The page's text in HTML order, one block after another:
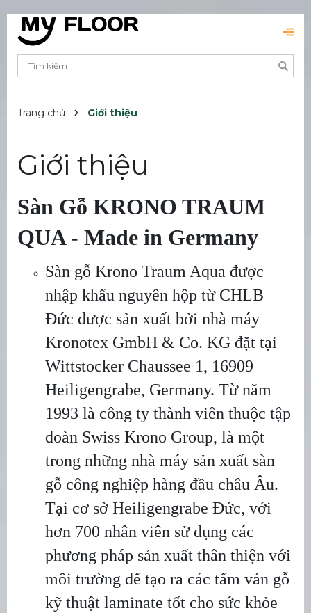
Trang chủ Giới thiệu
Giới thiệu
Sàn Gỗ KRONO TRAUM
QUA - Made in Germany
Sàn gỗ Krono Traum Aqua được
nhập khẩu nguyên hộp từ CHLB
Đức được sản xuất bởi nhà máy
Kronotex GmbH & Co. KG đặt tại
Wittstocker Chaussee 1, 16909
Heiligengrabe, Germany. Từ năm
1993 là công ty thành viên thuộc tập
đoàn Swiss Krono Group, là một
trong những nhà máy sản xuất sàn
gỗ công nghiệp hàng đầu châu Âu.
Tại cơ sở Heiligengrabe Đức, với
hơn 700 nhân viên sử dụng các
phương pháp sản xuất thân thiện với
môi trường để tạo ra các tấm ván gỗ
kỹ thuật laminate tốt cho sức khỏe